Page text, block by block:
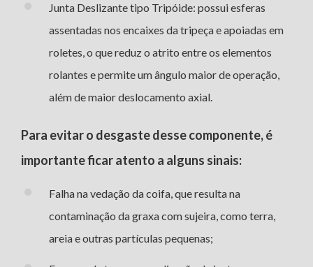
Junta Deslizante tipo Tripóide: possui esferas
assentadas nos encaixes da tripeça e apoiadas em
roletes, o que reduz o atrito entre os elementos
rolantes e permite um ângulo maior de operação,
além de maior deslocamento axial.
Para evitar o desgaste desse componente, é
importante ficar atento a alguns sinais:
Falha na vedação da coifa, que resulta na
contaminação da graxa com sujeira, como terra,
areia e outras partículas pequenas;